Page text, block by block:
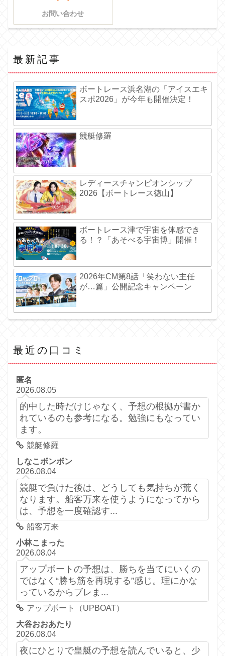
お問い合わせ
最新記事
ボートレース浜名湖の「アイスエキ
スポ2026」が今年も開催決定！
競艇修羅
レディースチャンピオンシップ
2026【ボートレース徳山】
ボートレース津で宇宙を体感でき
る！？「あそべる宇宙博」開催！
2026年CM第8話「笑わない主任
が…篇」公開記念キャンペーン
最近の口コミ
匿名
2026.08.05
的中した時だけじゃなく、予想の根拠が書か
れているのも参考になる。勉強にもなってい
ます。
競艇修羅
しなこボンボン
2026.08.04
競艇で負けた後は、どうしても気持ちが荒く
なります。船客万来を使うようになってから
は、予想を一度確認す...
船客万来
小林こまった
2026.08.04
アップボートの予想は、勝ちを当てにいくの
ではなく“勝ち筋を再現する”感じ。理にかな
っているからブレま...
アップボート（UPBOAT）
大谷おおあたり
2026.08.04
夜にひとりで皇艇の予想を読んでいると、少